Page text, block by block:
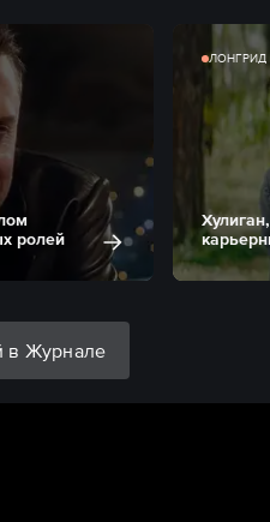
ролей
ЛОНГРИД
в Журнале